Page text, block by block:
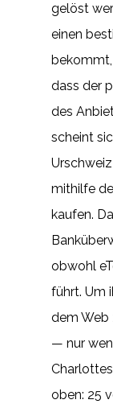
gelöst
einen
bekommt,
dass der
des
scheint
mithilfe
kaufen.
obwohl
führt. Um
dem Web
— nur
oben: 25